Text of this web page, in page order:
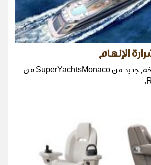
الإلهام
ولدت فكرة يخت فخم جديد من SuperYachtsMonaco من